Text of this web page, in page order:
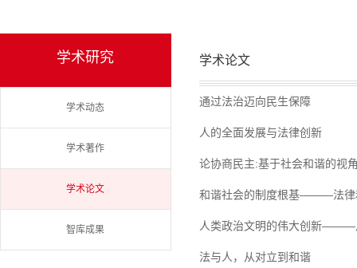
学术研究
学术动态
学术著作
学术论文
智库成果
学术论文
通过法治迈向民生保障
人的全面发展与法律创新
论协商民主:基于社会和谐的视
和谐社会的制度根基———法律
人类政治文明的伟大创新———
法与人，从对立到和谐